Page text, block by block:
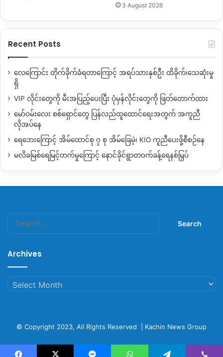
3 August 2026
Recent Posts
လေကြောင်း တိုက်ခိုက်ခံရတာကြောင့် အရပ်သားနှစ်ဦး ထိခိုက်၊သေဆုံးမှု
ရှိ
VIP လိုင်းတွေကို မီးအပြည့်ပေးပြီး ပုံမှန်လိုင်းတွေကို ဖြတ်တောက်ထား
မော်ဝမ်းလေး စစ်ရှောင်တွေ ပြန်လည်ထူထောင်ရေးအတွက် အကူညီ
လိုအပ်နေ
ရေဘေးကြောင့် အိမ်ထောင်စု ၇ စု အိမ်ခြေမဲ့၊ KIO ကူညီပေးဖို့စီစဉ်နေ
မလိခမြစ်ရေမြင့်တက်မှုကြောင့် နောင်ခိုင်ရွာတဝက်ခန့်ရေနစ်မြှပ်
Archives
Archives
© Copyright 2023, All Rights Reserved | Kachin News Group